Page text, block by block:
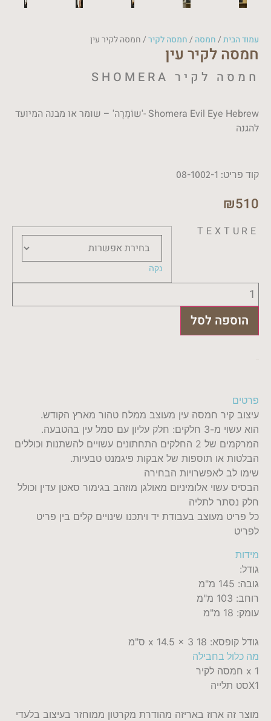
עמוד הבית/חמסה /חמסה לקיר/ חמסה לקיר עין
חמסה לקיר עין
חמסה לקיר SHOMERA
Shomera Evil Eye Hebrew -'שוֹמֵרָה' – שומר או מבנה המיועד
להגנה
קוד פריט: 08-1002-1
₪510
TEXTURE
נקה
כמות
של
חמסה
לקירהוספה לסל
פרטים
עיצוב קיר חמסה עין מעוצב ממלח טהור מארץ הקודש.
הוא עשוי מ-3 חלקים: חלק עליון עם סמל עין בהטבעה.
המרקמים של 2 החלקים התחתונים עשויים להשתנות וכוללים
הבלטות או תוספות של אבקות פיגמנט טבעיות.
שימו לב לאפשרויות הבחירה
הבסיס עשוי אלומיניום מאולגן מוזהב בגימור סאטן עדין וכולל
חלק נסתר לתליה
כל פריט מעוצב בעבודת יד ויתכנו שינויים קלים בין פריט
לפריט
מידות
גודל:
גובה: 145 מ"מ
רוחב: 103 מ"מ
עומק: 18 מ"מ
גודל קופסא: 18 x 14.5 x 3 ס"מ
מה כלול בחבילה
1 x חמסה לקיר
X1סט תלייה
מוצר זה ארוז באריזה מהודרת מקרטון ממוחזר בעיצוב בלעדי